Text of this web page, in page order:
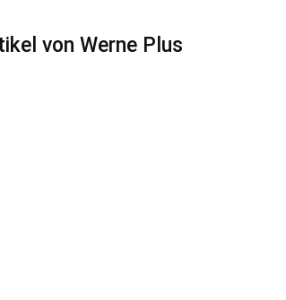
von Werne Plus